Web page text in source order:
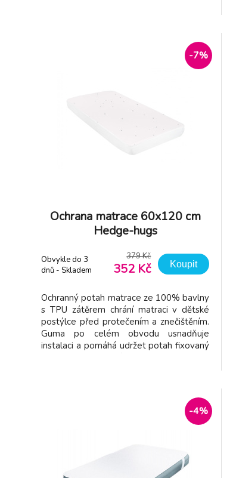
-7%
Ochrana matrace 60x120 cm
Hedge-hugs
Obvykle do 3
dnů - Skladem
379 Kč
352 Kč Koupit
Ochranný potah matrace ze 100% bavlny
s TPU zátěrem chrání matraci v dětské
postýlce před protečením a znečištěním.
Guma po celém obvodu usnadňuje
instalaci a pomáhá udržet potah fixovaný
-4%